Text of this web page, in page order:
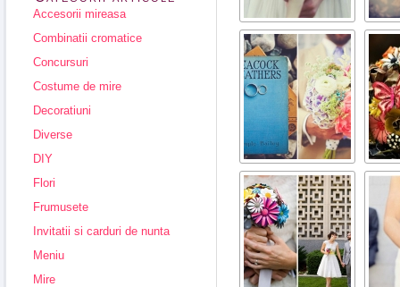
Accesorii mireasa
Combinatii cromatice
Concursuri
Costume de mire
Decoratiuni
Diverse
DIY
Flori
Frumusete
Invitatii si carduri de nunta
Meniu
Mire